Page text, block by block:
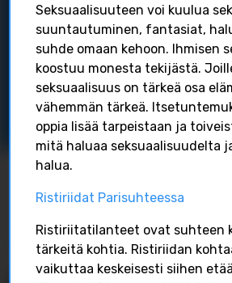
Seksuaalisuuteen voi kuulua
suuntautuminen, fantasiat,
suhde omaan kehoon. Ihmisen
koostuu monesta tekijästä.
seksuaalisuus on tärkeä osa
vähemmän tärkeä.
oppia lisää tarpeistaan ja
mitä haluaa seksuaalisuudelta
halua.
Ristiriidat Parisuhteessa
Ristiriitatilanteet ovat suhteen
tärkeitä kohtia. Ristiriidan
vaikuttaa keskeisesti siihen
Instagram
YouTube
Podcastit
Verkkosivuja
ISILLE.info